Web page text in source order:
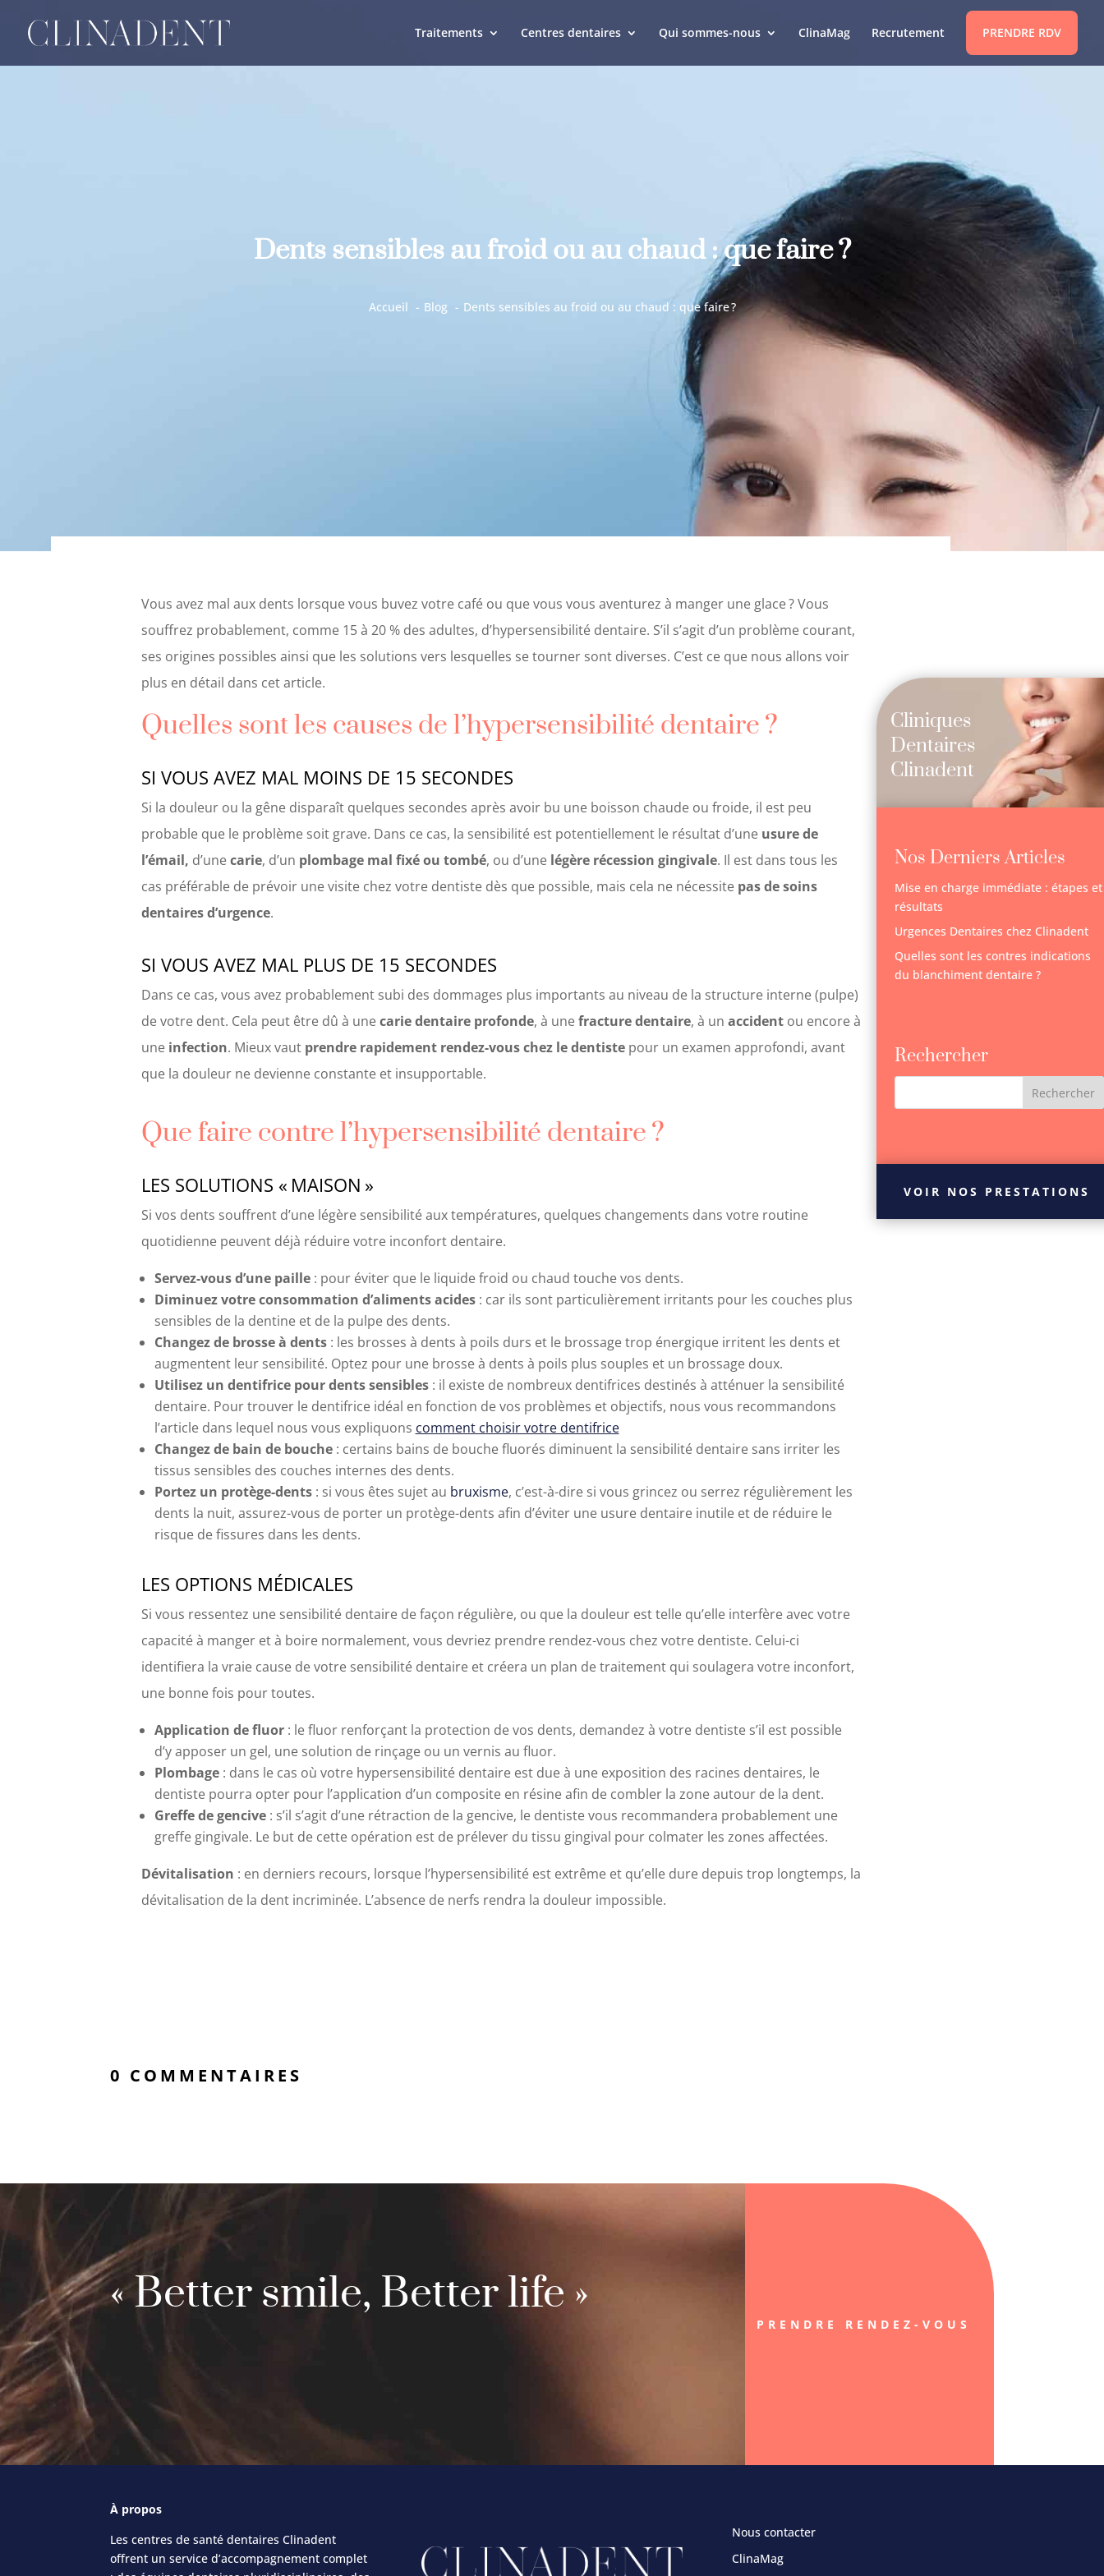
Traitements Centres dentaires Qui sommes-nous ClinaMag Recrutement PRENDRE RDV
Dents sensibles au froid ou au chaud : que faire ?
Accueil Blog Dents sensibles au froid ou au chaud : que faire ?
Vous avez mal aux dents lorsque vous buvez votre café ou que vous vous aventurez à manger une glace? Vous
souffrez probablement, comme 15 à 20 % des adultes, d’hypersensibilité dentaire. S’il s’agit d’un problème courant,
ses origines possibles ainsi que les solutions vers lesquelles se tourner sont diverses. C’est ce que nous allons voir
plus en détail dans cet article.
Quelles sont les causes de l’hypersensibilité dentaire?
SI VOUS AVEZ MAL MOINS DE 15 SECONDES
Si la douleur ou la gêne disparaît quelques secondes après avoir bu une boisson chaude ou froide, il est peu
probable que le problème soit grave. Dans ce cas, la sensibilité est potentiellement le résultat d’une usure de
l’émail, d’unecarie, d’un plombage mal fixé ou tombé, ou d’une légère récession gingivale. Il est dans tous les
cas préférable de prévoir une visite chez votre dentiste dès que possible, mais cela ne nécessite pas de soins
dentaires d’urgence.
SI VOUS AVEZ MAL PLUS DE 15 SECONDES
Dans ce cas, vous avez probablement subi des dommages plus importants au niveau de la structure interne (pulpe)
de votre dent. Cela peut être dû à unecarie dentaire profonde, à unefracture dentaire, à un accidentou encore à
une infection. Mieux vaut prendre rapidement rendez-vous chez le dentistepour un examen approfondi, avant
que la douleur ne devienne constante et insupportable.
Que faire contre l’hypersensibilité dentaire?
LES SOLUTIONS « MAISON »
Si vos dents souffrent d’une légère sensibilité aux températures, quelques changements dans votre routine
quotidienne peuvent déjà réduire votre inconfort dentaire.
Servez-vous d’une paille: pour éviter que le liquide froid ou chaud touche vos dents.
Diminuez votre consommation d’aliments acides: car ils sont particulièrement irritants pour les couches plus
sensibles de la dentine et de la pulpe des dents.
Changez de brosse à dents: les brosses à dents à poils durs et le brossage trop énergique irritent les dents et
augmentent leur sensibilité. Optez pour une brosse à dents à poils plus souples et un brossage doux.
Utilisez un dentifrice pour dents sensibles: il existe de nombreux dentifrices destinés à atténuer la sensibilité
dentaire. Pour trouver le dentifrice idéal en fonction de vos problèmes et objectifs, nous vous recommandons
l’article dans lequel nous vous expliquons comment choisir votre dentifrice
Changez de bain de bouche: certains bains de bouche fluorés diminuent la sensibilité dentaire sans irriter les
tissus sensibles des couches internes des dents.
Portez un protège-dents: si vous êtes sujet au bruxisme, c’est-à-dire si vous grincez ou serrez régulièrement les
dents la nuit, assurez-vous de porter un protège-dents afin d’éviter une usure dentaire inutile et de réduire le
risque de fissures dans les dents.
LES OPTIONS MÉDICALES
Si vous ressentez une sensibilité dentaire de façon régulière, ou que la douleur est telle qu’elle interfère avec votre
capacité à manger et à boire normalement, vous devriez prendre rendez-vous chez votre dentiste. Celui-ci
identifiera la vraie cause de votre sensibilité dentaire et créera un plan de traitement qui soulagera votre inconfort,
une bonne fois pour toutes.
Application de fluor: le fluor renforçant la protection de vos dents, demandez à votre dentiste s’il est possible
d’y apposer un gel, une solution de rinçage ou un vernis au fluor.
Plombage: dans le cas où votre hypersensibilité dentaire est due à une exposition des racines dentaires, le
dentiste pourra opter pour l’application d’un composite en résine afin de combler la zone autour de la dent.
Greffe de gencive: s’il s’agit d’une rétraction de la gencive, le dentiste vous recommandera probablement une
greffe gingivale. Le but de cette opération est de prélever du tissu gingival pour colmater les zones affectées.
Dévitalisation : en derniers recours, lorsque l’hypersensibilité est extrême et qu’elle dure depuis trop longtemps, la
dévitalisation de la dent incriminée. L’absence de nerfs rendra la douleur impossible.
Cliniques
Dentaires
Clinadent
Nos Derniers Articles
Mise en charge immédiate : étapes et
résultats
Urgences Dentaires chez Clinadent
Quelles sont les contres indications
du blanchiment dentaire ?
Rechercher
VOIR NOS PRESTATIONS
0 COMMENTAIRES
« Better smile, Better life »
PRENDRE RENDEZ-VOUS
À propos
Les centres de santé dentaires Clinadent
offrent un service d’accompagnement complet
Nous contacter
ClinaMag